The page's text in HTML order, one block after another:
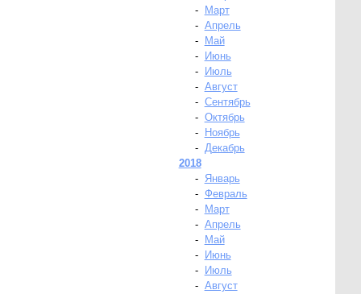
-
Март
- Апрель
-
Май
-
Июнь
-
Июль
- Август
- Сентябрь
- Октябрь
-
Ноябрь
- Декабрь
2018
-
Январь
- Февраль
-
Март
- Апрель
-
Май
-
Июнь
-
Июль
- Август